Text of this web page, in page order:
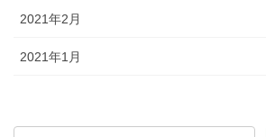
2021年2月
2021年1月